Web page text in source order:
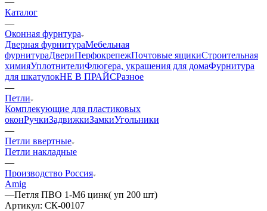
Каталог
—
Оконная фурнтура
Дверная фурнитураМебельная
фурнитураДвериПерфокрепежПочтовые ящикиСтроительная
химияУплотнителиФлюгера, украшения для домаФурнитура
для шкатулокНЕ В ПРАЙСРазное
—
Петли
Комплекующие для пластиковых
оконРучкиЗадвижкиЗамкиУгольники
—
Петли ввертные
Петли накладные
—
Производство Россия
Amig
—Петля ПВО 1-М6 цинк( уп 200 шт)
Артикул: СК-00107